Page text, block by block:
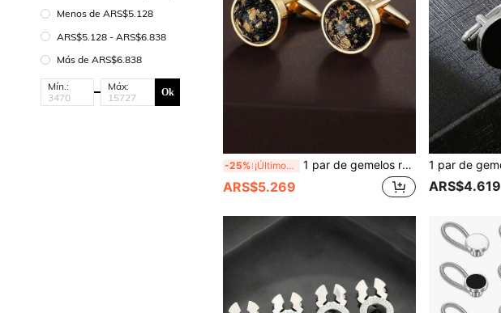
Menos de ARS$5.128
ARS$5.128 - ARS$6.838
Más de ARS$6.838
Mín.: Máx: Ok
-25% ¡Últimos 3 días 1 par de gemelos redondos de lujo con cielo estrellado en lámina dorada y negro, gemelos de camisa francesa chapados en oro para hombres, accesorios elegantes para negocios, bodas y eventos formales
ARS$5.269 ARS$4.619